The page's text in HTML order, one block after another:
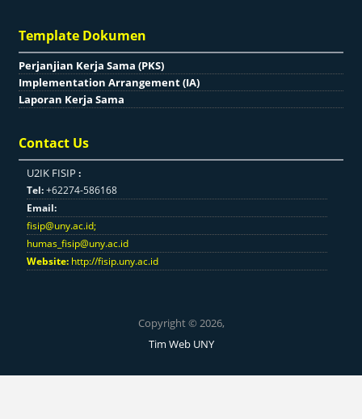
Template Dokumen
Perjanjian Kerja Sama (PKS)
Implementation Arrangement (IA)
Laporan Kerja Sama
Contact Us
U2IK FISIP :
Tel:+62274-586168
Email:
fisip@uny.ac.id;
humas_fisip@uny.ac.id
Website: http://fisip.uny.ac.id
Copyright © 2026,
Tim Web UNY